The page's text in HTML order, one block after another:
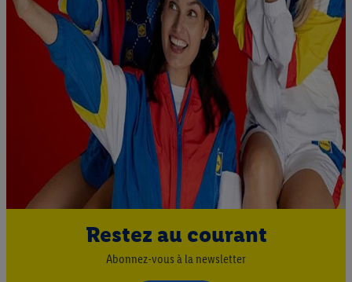
Restez au courant
Abonnez-vous à la newsletter
droit de révoquer votre consentement à tout moment avec effet
pour l’avenir dans notredéclaration relative à la protection des
données
Vous trouverez les impressions ici.